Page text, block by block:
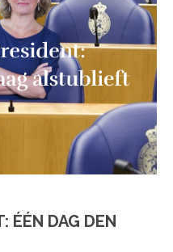
Contact
ÉÉN DAG DEN